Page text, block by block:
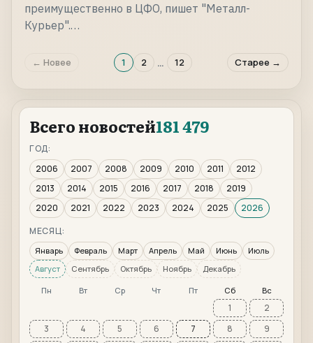
преимущественно в ЦФО, пишет "Металл-
Курьер".…
← Новее 1 2 … 12 Старее →
Всего новостей181 479
ГОД:
2006
2007 2008 2009 2010 2011
2012
2013
2014 2015 2016 2017 2018
2019
2020
2021 2022 2023 2024 2025
2026
МЕСЯЦ:
Январь Февраль Март Апрель Май Июнь
Июль
Август
Сентябрь Октябрь Ноябрь Декабрь
Пн Вт Ср Чт Пт Сб Вс
1
2
3
4 5 6 7 8
9